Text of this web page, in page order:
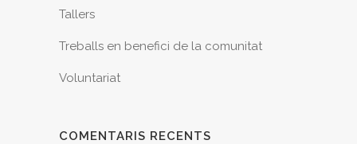
Tallers
Treballs en benefici de la comunitat
Voluntariat
COMENTARIS RECENTS